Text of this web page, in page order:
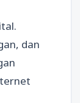
dan